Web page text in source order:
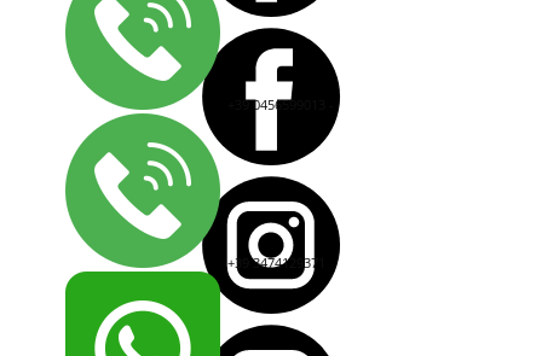
+39 0456599013 -
+39 3474129371